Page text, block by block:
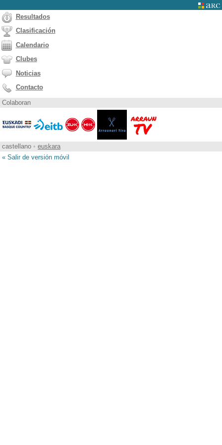
Resultados
Clasificación
Calendario
Clubes
Noticias
Contacto
Colaboran
castellano • euskara
« Salir de versión móvil